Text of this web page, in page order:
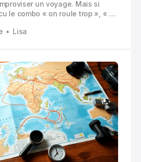
un voyage. Mais si
le combo « on roule trop », « on
vous savez. Une carte
Lisa